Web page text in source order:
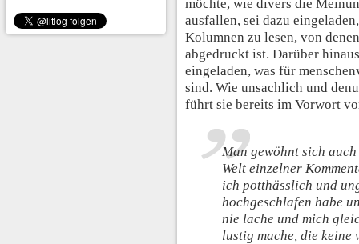
möchte, wie divers die
ausfallen, sei dazu
Kolumnen zu lesen, von
abgedruckt ist. Darüber
eingeladen, was für
sind. Wie unsachlich und
führt sie bereits im Vorwort
Man gewöhnt sich
Welt einzelner
ich potthässlich und
hochgeschlafen habe
nie lache und mich
lustig mache, die keine